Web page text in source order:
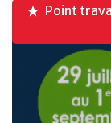
Point